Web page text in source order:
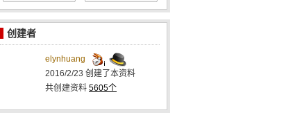
创建者
elynhuang
2016/2/23 创建了本资料
共创建资料 5605个